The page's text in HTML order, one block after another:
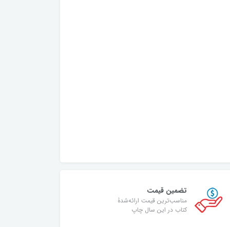
تضمین قیمت
مناسب‌ترین قیمت ارائه‌شدۀ
کتاب در این سال چاپ